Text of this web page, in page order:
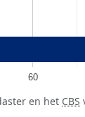
60
en het CBS